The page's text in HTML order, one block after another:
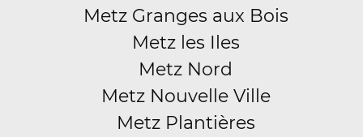
Metz Granges aux Bois
Metz les Iles
Metz Nord
Metz Nouvelle Ville
Metz Plantières